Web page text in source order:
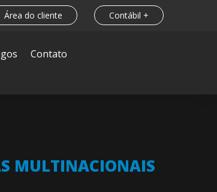
Área do cliente Contábil +
Contato
MULTINACIONAIS